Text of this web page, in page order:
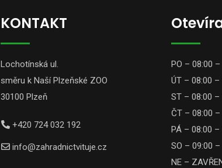
KONTAKT
Lochotínská ul.
směru k Naší Plzeňské ZOO
30100 Plzeň
+420 724 032 192
info@zahradnictvituje.cz
PO – 08:00 –
ÚT – 08:00 –
ST – 08:00 –
ČT – 08:00 –
PÁ – 08:00 –
SO – 09:00 –
NE –